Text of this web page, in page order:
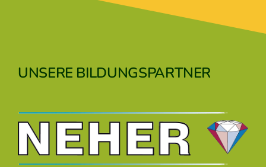
UNSERE BILDUNGSPARTNER